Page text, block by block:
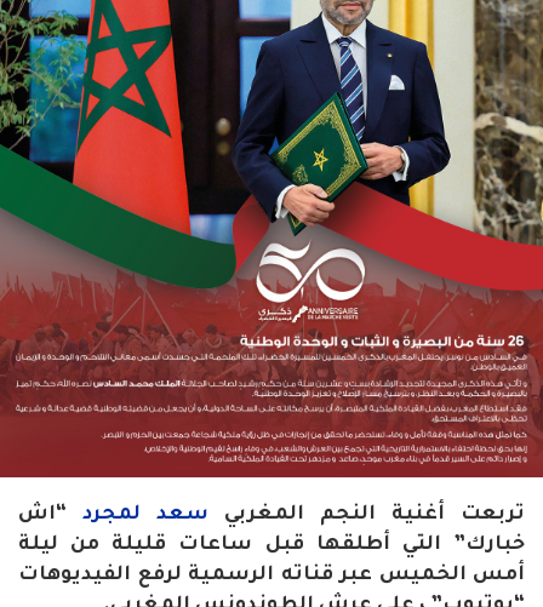
تربعت أغنية النجم المغربي سعد لمجرد “اش
خبارك” التي أطلقها قبل ساعات قليلة من ليلة
أمس الخميس عبر قناته الرسمية لرفع الفيديوهات